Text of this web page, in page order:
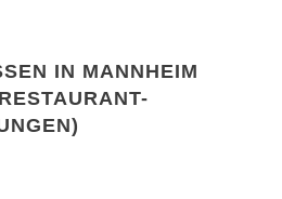
IN MANNHEIM